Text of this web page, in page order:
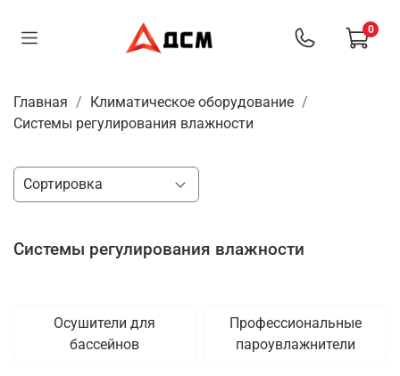
0
Главная
Климатическое оборудование
Системы регулирования влажности
Системы регулирования влажности
Осушители для
бассейнов
Профессиональные
пароувлажнители